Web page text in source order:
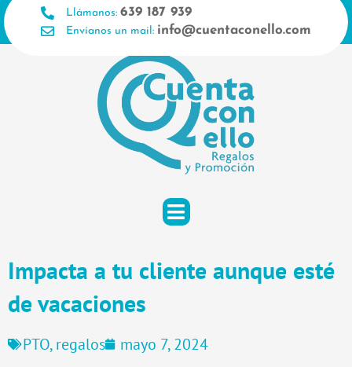
Ir
al
contenido
Llámanos: 639 187 939
Envíanos un mail: info@cuentaconello.com
Impacta a tu cliente aunque esté
de vacaciones
PTO,regalos mayo 7, 2024